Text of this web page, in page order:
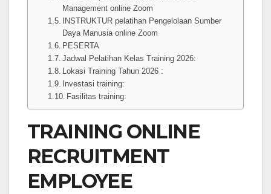
Management online Zoom
INSTRUKTUR pelatihan Pengelolaan Sumber
Daya Manusia online Zoom
PESERTA
Jadwal Pelatihan Kelas Training 2026:
Lokasi Training Tahun 2026 :
Investasi training:
Fasilitas training:
TRAINING ONLINE
RECRUITMENT
EMPLOYEE